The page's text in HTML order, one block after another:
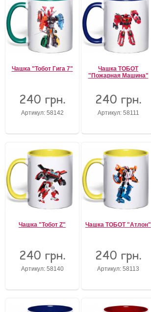
Чашка "Тобот Гига 7"
240 грн.
Артикул: 58142
Чашка ТОБОТ
"Пожарная Машина"
240 грн.
Артикул: 58111
Чашка "Тобот Z"
240 грн.
Артикул: 58140
Чашка ТОБОТ "Атлон"
240 грн.
Артикул: 58113